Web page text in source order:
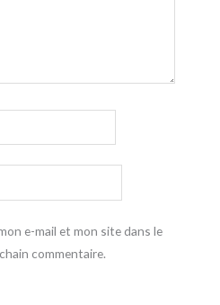
e-mail et mon site dans le
commentaire.